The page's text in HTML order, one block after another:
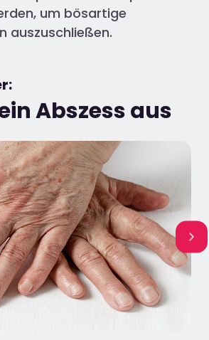
um bösartige
auszuschließen.
Abszess aus